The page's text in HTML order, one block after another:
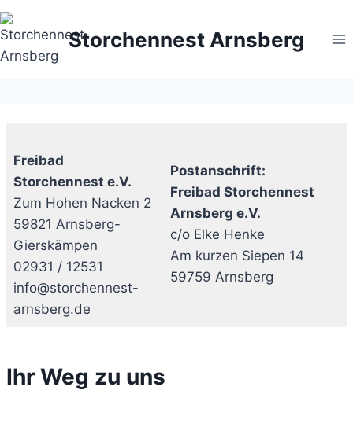
Zum
Inhalt
springen
Storchennest Arnsberg
Freibad
Storchennest e.V.
Zum Hohen Nacken 2
59821 Arnsberg-
Gierskämpen
02931 / 12531
info@storchennest-
arnsberg.de
Postanschrift:
Freibad Storchennest
Arnsberg e.V.
c/o Elke Henke
Am kurzen Siepen 14
59759 Arnsberg
Ihr Weg zu uns